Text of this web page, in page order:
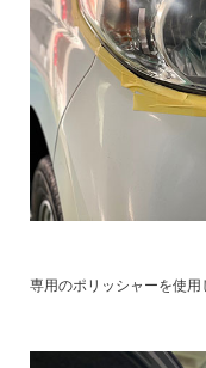
専用のポリッシャーを使用